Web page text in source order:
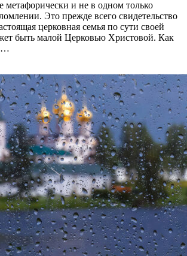
метафорически и не в одном только
Это прежде всего свидетельство
церковная семья по сути своей
быть малой Церковью Христовой. Как